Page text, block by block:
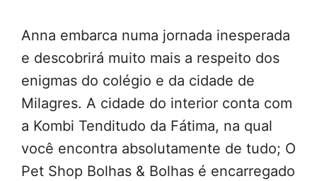
Anna embarca numa jornada inesperada
e descobrirá muito mais a respeito dos
enigmas do colégio e da cidade de
Milagres. A cidade do interior conta com
a Kombi Tenditudo da Fátima, na qual
você encontra absolutamente de tudo; O
Pet Shop Bolhas & Bolhas é encarregado